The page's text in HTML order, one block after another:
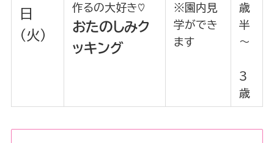
日
（火）
作るの大好き♡
おたのしみク
ッキング
※園内見
学ができ
ます
歳
半
～
３
歳